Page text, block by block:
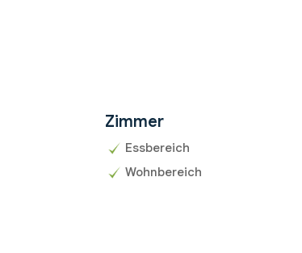
Zimmer
Essbereich
Wohnbereich